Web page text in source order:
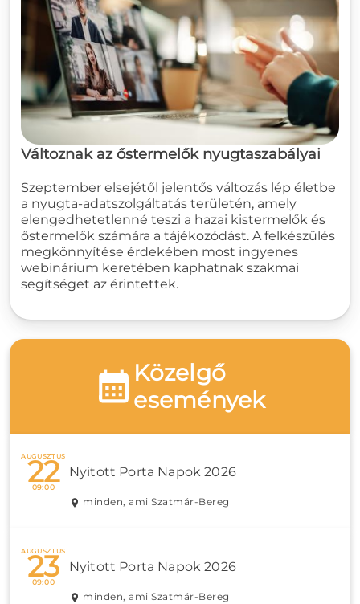
Változnak az őstermelők nyugtaszabályai
Szeptember elsejétől jelentős változás lép életbe
a nyugta-adatszolgáltatás területén, amely
elengedhetetlenné teszi a hazai kistermelők és
őstermelők számára a tájékozódást. A felkészülés
megkönnyítése érdekében most ingyenes
webinárium keretében kaphatnak szakmai
segítséget az érintettek.
Közelgő
események
AUGUSZTUS
22
09:00
Nyitott Porta Napok 2026
minden, ami Szatmár-Bereg
AUGUSZTUS
23
09:00
Nyitott Porta Napok 2026
minden, ami Szatmár-Bereg